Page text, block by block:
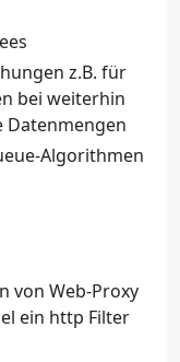
z.B. für
bei weiterhin
Algorithmen
von Web-Proxy
ein http Filter